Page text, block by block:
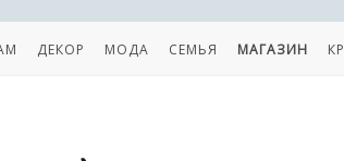
ДЕКОР МОДА СЕМЬЯ МАГАЗИН